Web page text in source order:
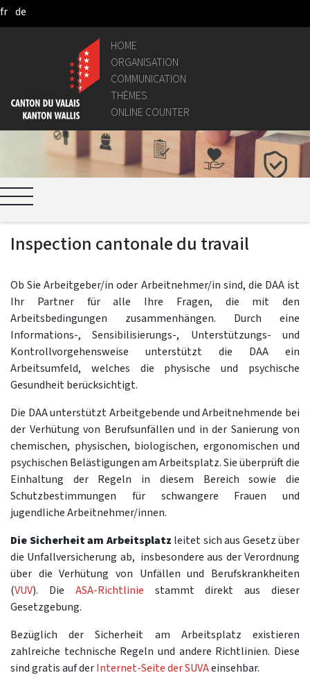
Skip to Main Content
fr de
HOME
ORGANISATION
COMMUNICATION
THÈMES
ONLINE COUNTER
Inspection cantonale du travail
Ob Sie Arbeitgeber/in oder Arbeitnehmer/in sind, die DAA ist
Ihr Partner für alle Ihre Fragen, die mit den
Arbeitsbedingungen zusammenhängen. Durch eine
Informations-, Sensibilisierungs-, Unterstützungs- und
Kontrollvorgehensweise unterstützt die DAA ein
Arbeitsumfeld, welches die physische und psychische
Gesundheit berücksichtigt.
Die DAA unterstützt Arbeitgebende und Arbeitnehmende bei
der Verhütung von Berufsunfällen und in der Sanierung von
chemischen, physischen, biologischen, ergonomischen und
psychischen Belästigungen am Arbeitsplatz. Sie überprüft die
Einhaltung der Regeln in diesem Bereich sowie die
Schutzbestimmungen für schwangere Frauen und
jugendliche Arbeitnehmer/innen.
Die Sicherheit am Arbeitsplatz leitet sich aus Gesetz über
die Unfallversicherung ab, insbesondere aus der Verordnung
über die Verhütung von Unfällen und Berufskrankheiten
(VUV). Die ASA-Richtlinie stammt direkt aus dieser
Gesetzgebung.
Bezüglich der Sicherheit am Arbeitsplatz existieren
zahlreiche technische Regeln und andere Richtlinien. Diese
sind gratis auf derInternet-Seite der SUVAeinsehbar.